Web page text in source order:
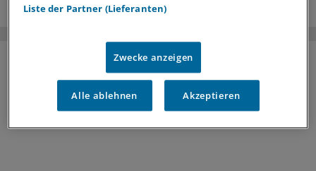
Liste der Partner (Lieferanten)
Zwecke anzeigen
Alle ablehnen Akzeptieren